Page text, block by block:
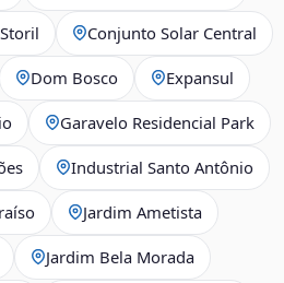
Conjunto Solar Central
Dom Bosco Expansul
Garavelo Residencial Park
Industrial Santo Antônio
Jardim Ametista
Jardim Bela Morada